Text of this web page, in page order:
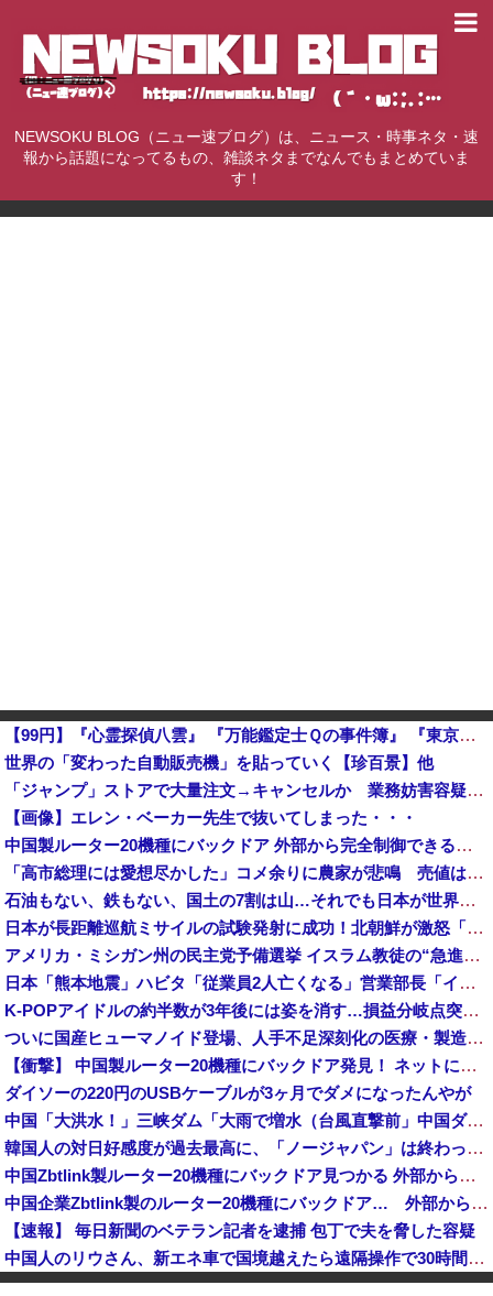
NEWSOKU BLOG（ニュー速ブログ）は、ニュース・時事ネタ・速
報から話題になってるもの、雑談ネタまでなんでもまとめていま
す！
【99円】『心霊探偵八雲』 『万能鑑定士Ｑの事件簿』 『東京レイヴンズ』など、人気漫画が「全巻99円」の激安セール開催！！カドサマー2026キャンペーン！！
世界の「変わった自動販売機」を貼っていく【珍百景】他
「ジャンプ」ストアで大量注文→キャンセルか 業務妨害容疑で女逮捕
【画像】エレン・ベーカー先生で抜いてしまった・・・
中国製ルーター20機種にバックドア 外部から完全制御できる機能が仕込まれていた
「高市総理には愛想尽かした」コメ余りに農家が悲鳴 売値は生産原価の半分以下に…肥料代や燃料代は高騰「
石油もない、鉄もない、国土の7割は山…それでも日本が世界屈指の経済大国になれた「勤勉さ」以外の勝因！
日本が長距離巡航ミサイルの試験発射に成功！北朝鮮が激怒「日本が戦争国家になろうとしている」「絶対に傍観しない、必ず後悔させる」
アメリカ・ミシガン州の民主党予備選挙 イスラム教徒の“急進左派”候補が勝利確実に⋯トランプ氏は批判
日本「熊本地震」ハビタ「従業員2人亡くなる」営業部長「イオンのスタッフに制止されなかった」日本「部長が連絡後の店員行動を証言（謎」イオン「再入館可能の事実ない」→
K-POPアイドルの約半数が3年後には姿を消す…損益分岐点突破は4％未満
ついに国産ヒューマノイド登場、人手不足深刻化の医療・製造現場などでの活用想定！
【衝撃】 中国製ルーター20機種にバックドア発見！ ネットに繋ぐだけで35秒ごとに中国のサーバーと通信
ダイソーの220円のUSBケーブルが3ヶ月でダメになったんやが
中国「大洪水！」三峡ダム「大雨で増水（台風直撃前」中国ダム「緊急放流！」中国鉄道「列車が走行中に流される」中国避難所「支援物資は有料です」謎の勢力「え」→
韓国人の対日好感度が過去最高に、「ノージャパン」は終わった？＝ネット「中国より100倍いい」
中国Zbtlink製ルーター20機種にバックドア見つかる 外部から完全制御のおそれ
中国企業Zbtlink製のルーター20機種にバックドア… 外部から完全制御のおそれ
【速報】 毎日新聞のベテラン記者を逮捕 包丁で夫を脅した容疑
中国人のリウさん、新エネ車で国境越えたら遠隔操作で30時間ロックされる！
中国「大洪水！」中国ダム「決壊」地元民「公式発表より死者多い！」中国政府「住民拘束！（安否不明」中国当局「救助隊動画も削除」台風13号「三峡ダム接近中」→